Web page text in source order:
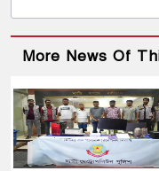
More News Of